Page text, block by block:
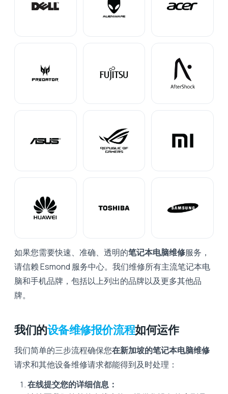
如果您需要快速、准确、透明的笔记本电脑维修服务，
请信赖 Esmond 服务中心。我们维修所有主流笔记本电
脑和手机品牌，包括以上列出的品牌以及更多其他品
牌。
我们的设备维修报价流程如何运作
我们简单的三步流程确保您在新加坡的笔记本电脑维修
请求和其他设备维修请求都能得到及时处理：
在线提交您的详细信息：